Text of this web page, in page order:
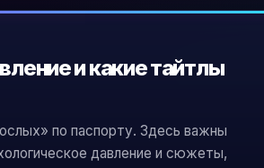
и какие тайтлы
по паспорту. Здесь важны
давление и сюжеты,